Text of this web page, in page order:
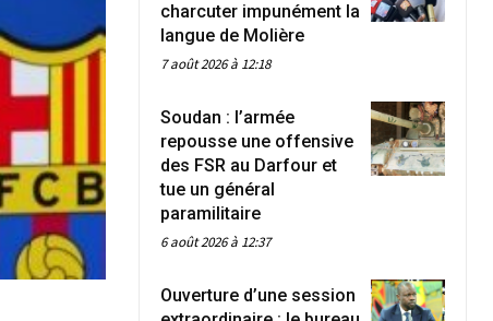
charcuter impunément la
langue de Molière
7 août 2026 à 12:18
Soudan : l’armée
repousse une offensive
des FSR au Darfour et
tue un général
paramilitaire
6 août 2026 à 12:37
Ouverture d’une session